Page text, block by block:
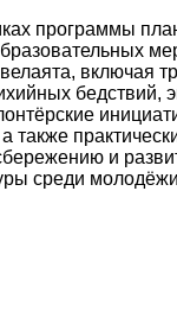
программы
включая
бедствий,
также
и
среди